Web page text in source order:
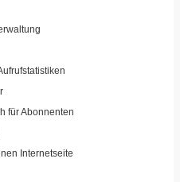
für Abonnenten
Internetseite